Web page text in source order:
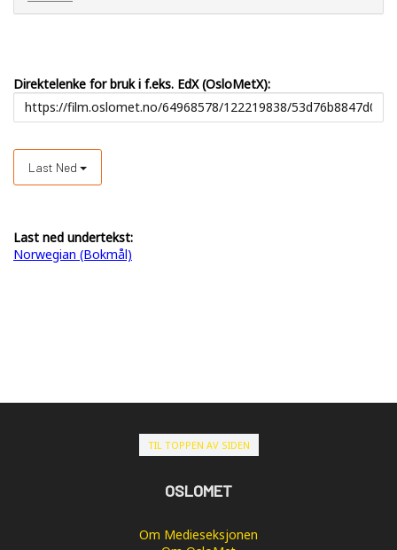
Direktelenke for bruk i f.eks. EdX (OsloMetX):
Last Ned
Last ned undertekst:
Norwegian (Bokmål)
TIL TOPPEN AV SIDEN
OSLOMET
Om Medieseksjonen